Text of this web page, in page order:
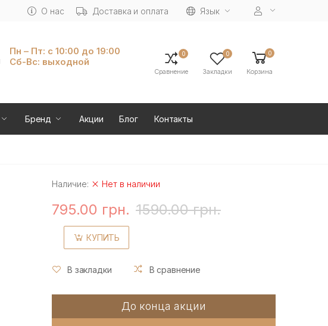
О нас Доставка и оплата Язык
Пн – Пт: с 10:00 до 19:00
Сб-Вс: выходной
0
Сравнение
0
Закладки
0
Корзина
Бренд Акции Блог Контакты
Наличие: Нет в наличии
795.00 грн. 1590.00 грн.
КУПИТЬ
В закладки В сравнение
До конца акции